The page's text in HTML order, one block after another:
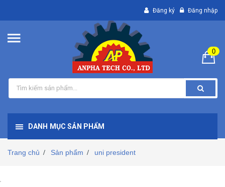
Đăng ký Đăng nhập
0
DANH MỤC SẢN PHẨM
Trang chủ / Sản phẩm / uni president